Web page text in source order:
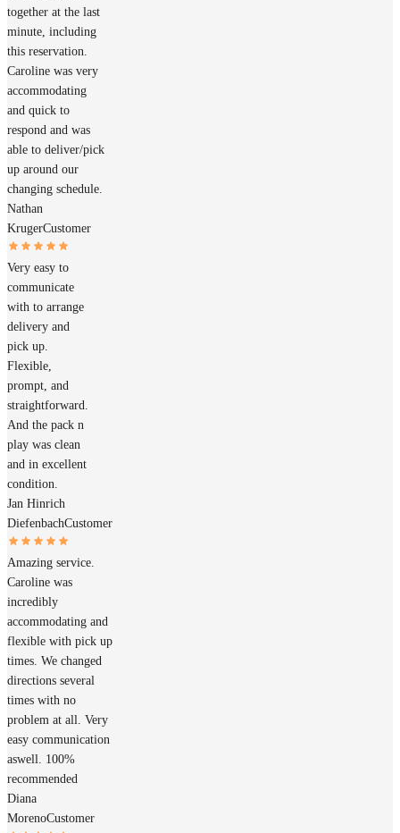
together at the last
minute, including
this reservation.
Caroline was very
accommodating
and quick to
respond and was
able to deliver/pick
up around our
changing schedule.
Nathan
KrugerCustomer
Very easy to
communicate
with to arrange
delivery and
pick up.
Flexible,
prompt, and
straightforward.
And the pack n
play was clean
and in excellent
condition.
Jan Hinrich
DiefenbachCustomer
Amazing service.
Caroline was
incredibly
accommodating and
flexible with pick up
times. We changed
directions several
times with no
problem at all. Very
easy communication
aswell. 100%
recommended
Diana
MorenoCustomer